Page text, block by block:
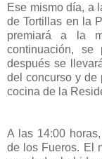
Ese mismo día, a
de Tortillas en la
premiará a la
continuación,
después se
del concurso y de
cocina de la
A las 14:00
de los Fueros. El